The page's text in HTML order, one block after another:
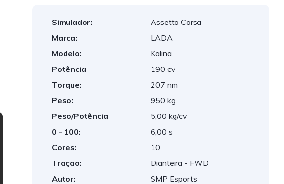
Simulador:
Assetto Corsa
Marca:
LADA
Modelo:
Kalina
Potência:
190 cv
Torque:
207 nm
Peso:
950 kg
Peso/Potência:
5,00 kg/cv
0 - 100:
6,00 s
Cores:
10
Tração:
Dianteira - FWD
Autor:
SMP Esports